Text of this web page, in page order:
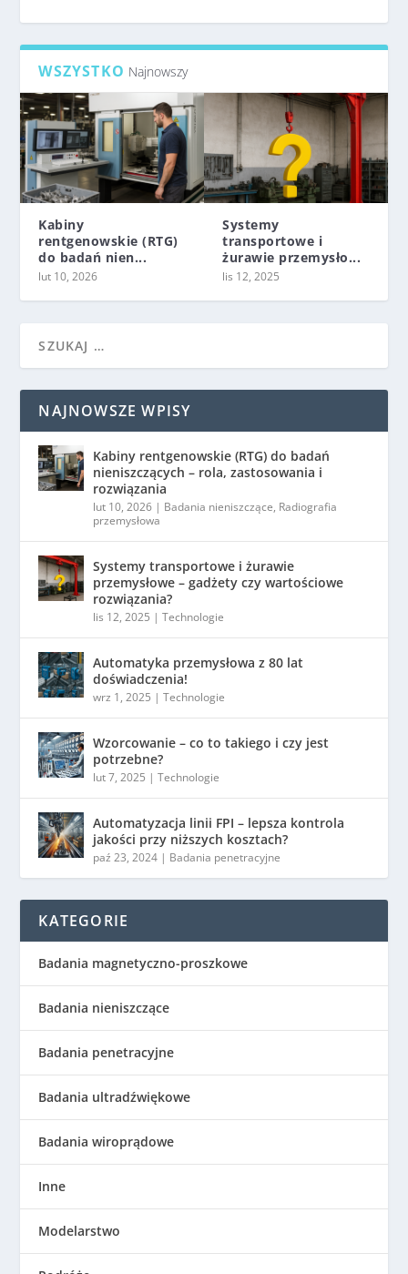
WSZYSTKO Najnowszy
Kabiny
rentgenowskie (RTG)
do badań nien...
lut 10, 2026
Systemy
transportowe i
żurawie przemysło...
lis 12, 2025
NAJNOWSZE WPISY
Kabiny rentgenowskie (RTG) do badań
nieniszczących – rola, zastosowania i
rozwiązania
lut 10, 2026 | Badania nieniszczące, Radiografia
przemysłowa
Systemy transportowe i żurawie
przemysłowe – gadżety czy wartościowe
rozwiązania?
lis 12, 2025 |Technologie
Automatyka przemysłowa z 80 lat
doświadczenia!
wrz 1, 2025 |Technologie
Wzorcowanie – co to takiego i czy jest
potrzebne?
lut 7, 2025 |Technologie
Automatyzacja linii FPI – lepsza kontrola
jakości przy niższych kosztach?
paź 23, 2024 | Badania penetracyjne
KATEGORIE
Badania magnetyczno-proszkowe
Badania nieniszczące
Badania penetracyjne
Badania ultradźwiękowe
Badania wiroprądowe
Inne
Modelarstwo